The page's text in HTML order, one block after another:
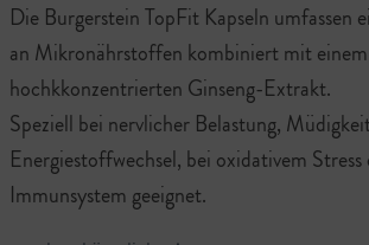
Die Burgerstein TopFit Kapseln umfassen
an Mikronährstoffen kombiniert mit einem
hochkkonzentrierten Ginseng-Extrakt.
Speziell bei nervlicher Belastung,
Energiestoffwechsel, bei oxidativem
Immunsystem geeignet.